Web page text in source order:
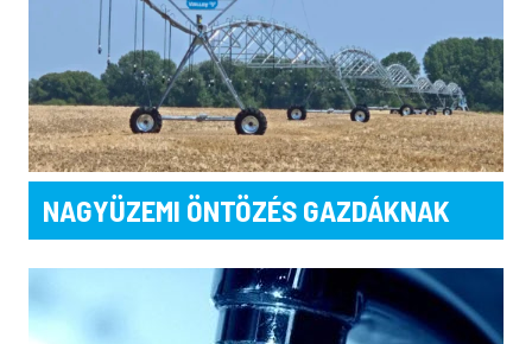
NAGYÜZEMI ÖNTÖZÉS GAZDÁKNAK